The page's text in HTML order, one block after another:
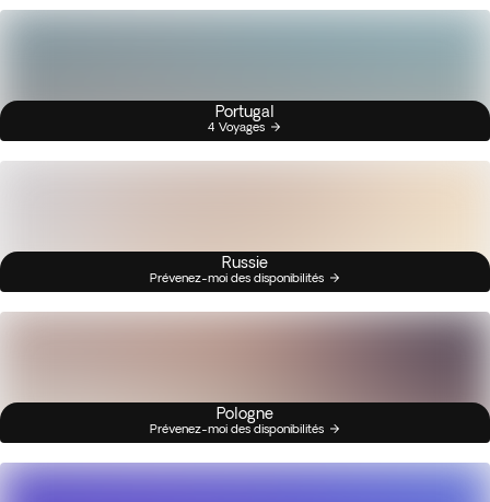
Portugal
4 Voyages
Russie
Prévenez-moi des disponibilités
Pologne
Prévenez-moi des disponibilités